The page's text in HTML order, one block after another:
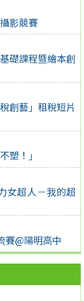
影競賽
礎課程暨繪本創
創藝」租稅短片
塑！」
女超人－我的超
賽@陽明高中